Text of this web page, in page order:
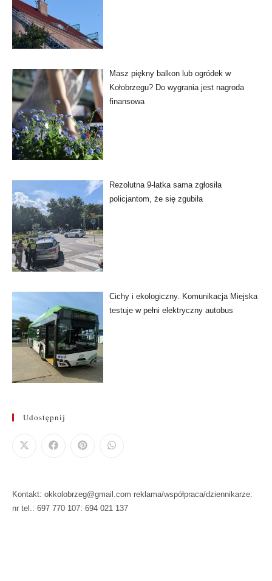
Masz piękny balkon lub ogródek w
Kołobrzegu? Do wygrania jest nagroda
finansowa
Rezolutna 9-latka sama zgłosiła
policjantom, że się zgubiła
Cichy i ekologiczny. Komunikacja Miejska
testuje w pełni elektryczny autobus
Udostępnij
Kontakt: okkolobrzeg@gmail.com reklama/współpraca/dziennikarze:
nr tel.: 697 770 107: 694 021 137